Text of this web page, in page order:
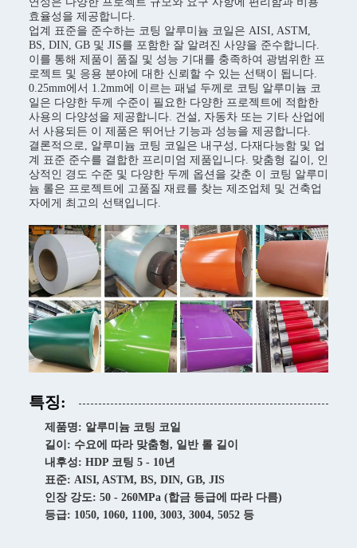
효율성을 제공합니다.
업계 표준을 준수하는 코팅 알루미늄 코일은 AISI, ASTM,
BS, DIN, GB 및 JIS를 포함한 잘 알려진 사양을 준수합니다.
이를 통해 제품이 품질 및 성능 기대를 충족하여 광범위한 프
로젝트 및 응용 분야에 대한 신뢰할 수 있는 선택이 됩니다.
0.25mm에서 1.2mm에 이르는 패널 두께로 코팅 알루미늄 코
일은 다양한 두께 수준이 필요한 다양한 프로젝트에 적합한
사용의 다양성을 제공합니다. 건설, 자동차 또는 기타 산업에
서 사용되든 이 제품은 뛰어난 기능과 성능을 제공합니다.
결론적으로, 알루미늄 코팅 코일은 내구성, 다재다능함 및 업
계 표준 준수를 결합한 프리미엄 제품입니다. 맞춤형 길이, 인
상적인 경도 수준 및 다양한 두께 옵션을 갖춘 이 코팅 알루미
늄 롤은 프로젝트에 고품질 재료를 찾는 제조업체 및 건축업
자에게 최고의 선택입니다.
특징:
제품명: 알루미늄 코팅 코일
길이: 수요에 따라 맞춤형, 일반 롤 길이
내후성: HDP 코팅 5 - 10년
표준: AISI, ASTM, BS, DIN, GB, JIS
인장 강도: 50 - 260MPa (합금 등급에 따라 다름)
등급: 1050, 1060, 1100, 3003, 3004, 5052 등